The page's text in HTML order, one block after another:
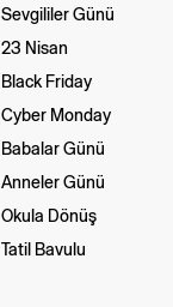
Sevgililer Günü
23 Nisan
Black Friday
Cyber Monday
Babalar Günü
Anneler Günü
Okula Dönüş
Tatil Bavulu